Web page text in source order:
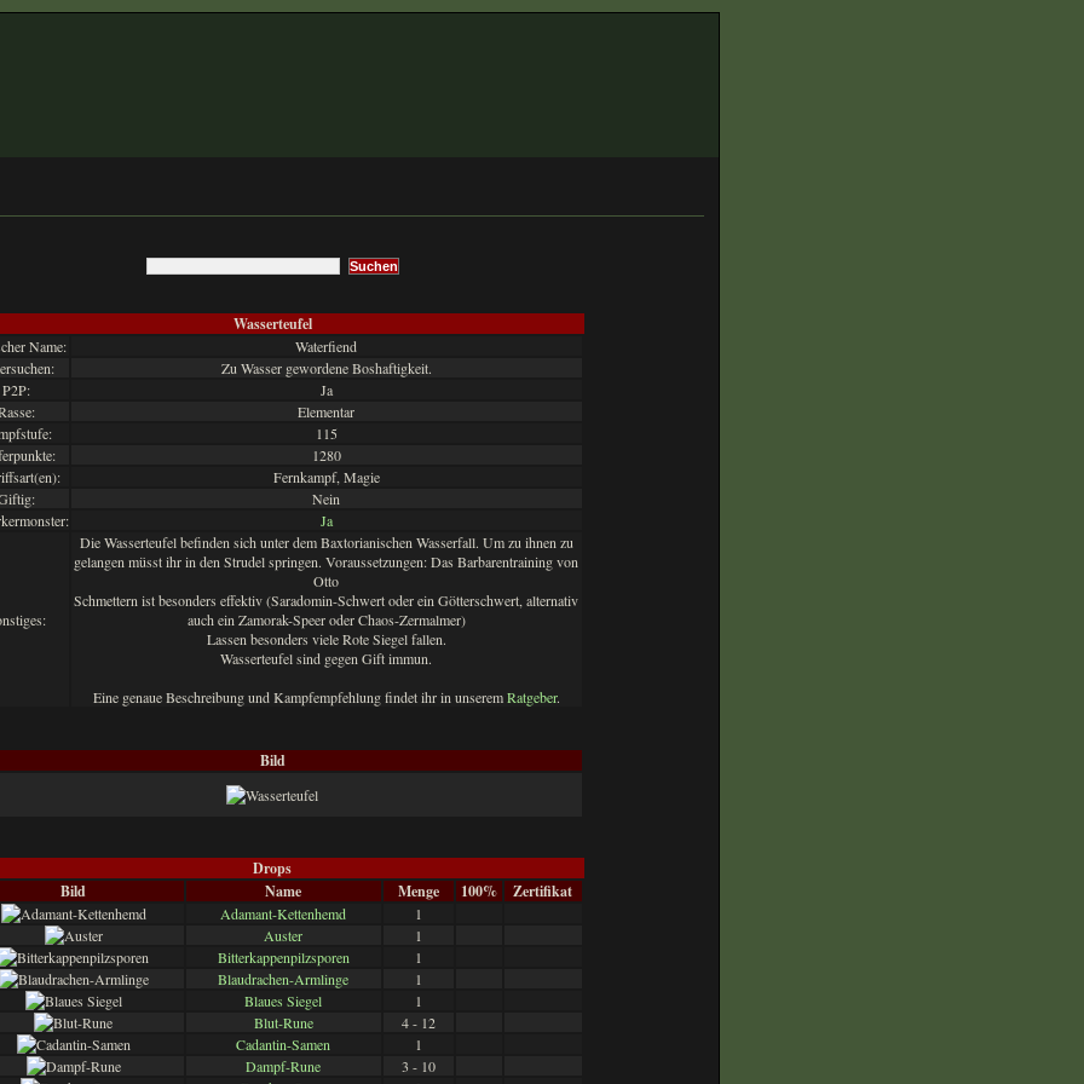
Wasserteufel
Name:
Waterfiend
Zu Wasser gewordene Boshaftigkeit.
P2P:
Ja
Elementar
115
1280
Fernkampf, Magie
Nein
Ja
Die Wasserteufel befinden sich unter dem Baxtorianischen Wasserfall. Um zu ihnen zu
gelangen müsst ihr in den Strudel springen. Voraussetzungen: Das Barbarentraining von
Otto
Schmettern ist besonders effektiv (Saradomin-Schwert oder ein Götterschwert, alternativ
auch ein Zamorak-Speer oder Chaos-Zermalmer)
Lassen besonders viele Rote Siegel fallen.
Wasserteufel sind gegen Gift immun.
Eine genaue Beschreibung und Kampfempfehlung findet ihr in unseremRatgeber.
Bild
Drops
Bild
Name Menge 100% Zertifikat
Adamant-Kettenhemd
1
Auster
1
Bitterkappenpilzsporen
1
Blaudrachen-Armlinge
1
Blaues Siegel
1
Blut-Rune
4 - 12
Cadantin-Samen
1
Dampf-Rune
3 - 10